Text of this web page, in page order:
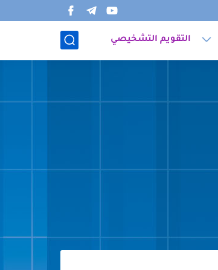
التقويم التشخيصي